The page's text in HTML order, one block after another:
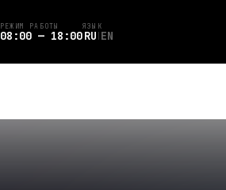
РЕЖИМ РАБОТЫ
08:00 — 18:00
ЯЗЫК
RU EN